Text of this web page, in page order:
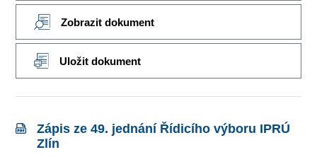
Zobrazit dokument
Uložit dokument
Zápis ze 49. jednání Řídicího výboru IPRÚ
Zlín